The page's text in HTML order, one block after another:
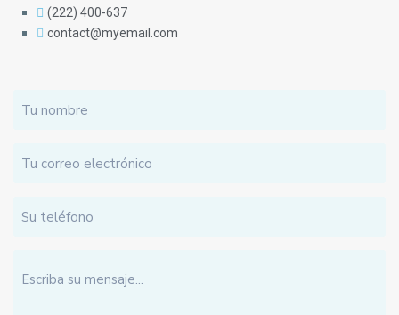
(222) 400-637
contact@myemail.com